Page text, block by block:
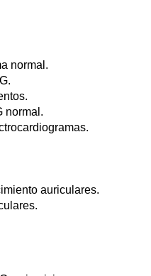
normal.
normal.
auriculares.